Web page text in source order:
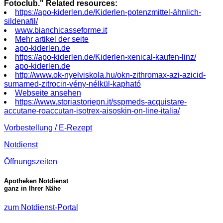
Fotoclub." Related resources:
https://apo-kiderlen.de/Kiderlen-potenzmittel-ähnlich-
sildenafil/
www.bianchicasseforme.it
Mehr artikel der seite
apo-kiderlen.de
https://apo-kiderlen.de/Kiderlen-xenical-kaufen-linz/
apo-kiderlen.de
http://www.ok-nyelviskola.hu/okn-zithromax-azi-azicid-
sumamed-zitrocin-vény-nélkül-kapható
Webseite ansehen
https://www.storiastoriepn.it/sspmeds-acquistare-
accutane-roaccutan-isotrex-aisoskin-on-line-italia/
Vorbestellung / E-Rezept
Notdienst
Öffnungszeiten
Apotheken Notdienst
ganz in Ihrer Nähe
zum Notdienst-Portal